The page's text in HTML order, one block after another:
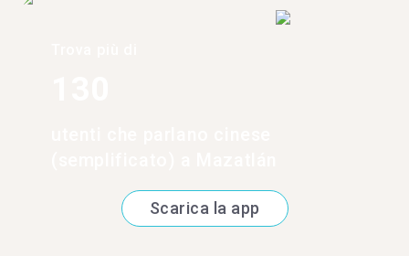
Scarica la app